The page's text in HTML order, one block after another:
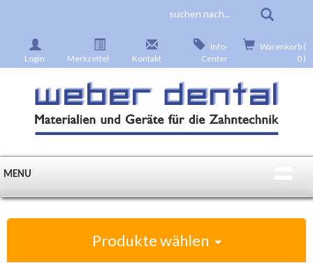
Login Merkzettel Kontakt
Info-
Center
Warenkorb (
0 )
MENU
Produkte wählen